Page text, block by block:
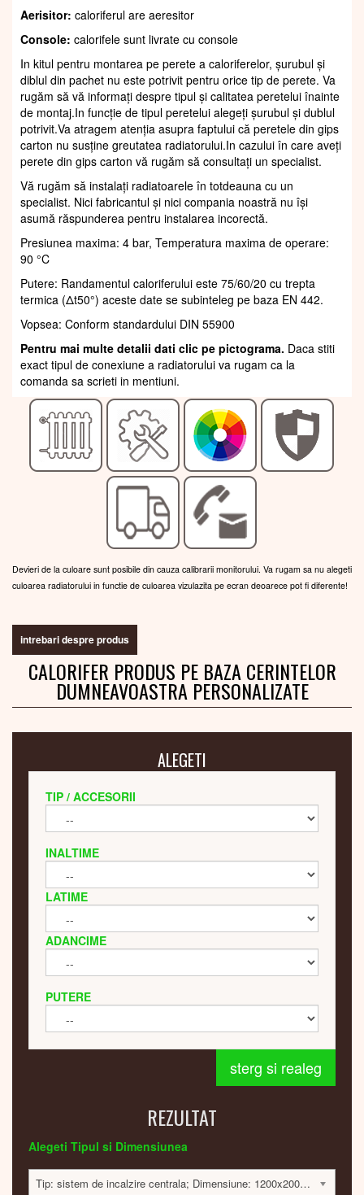
Aerisitor: caloriferul are aeresitor
Console: calorifele sunt livrate cu console
In kitul pentru montarea pe perete a caloriferelor, șurubul și
diblul din pachet nu este potrivit pentru orice tip de perete. Va
rugăm să vă informați despre tipul și calitatea peretelui înainte
de montaj.In funcție de tipul peretelui alegeți șurubul și dublul
potrivit.Va atragem atenția asupra faptului că peretele din gips
carton nu susține greutatea radiatorului.In cazului în care aveți
perete din gips carton vă rugăm să consultați un specialist.
Vă rugăm să instalați radiatoarele în totdeauna cu un
specialist. Nici fabricantul și nici compania noastră nu își
asumă răspunderea pentru instalarea incorectă.
Presiunea maxima: 4 bar, Temperatura maxima de operare:
90 °C
Putere: Randamentul caloriferului este 75/60/20 cu trepta
termica (Δt50°) aceste date se subinteleg pe baza EN 442.
Vopsea: Conform standardului DIN 55900
Pentru mai multe detalii dati clic pe pictograma. Daca stiti
exact tipul de conexiune a radiatorului va rugam ca la
comanda sa scrieti in mentiuni.
Devieri de la culoare sunt posibile din cauza calibrarii monitorului. Va rugam sa nu alegeti
culoarea radiatorului in functie de culoarea vizulazita pe ecran deoarece pot fi diferente!
intrebari despre produs
CALORIFER PRODUS PE BAZA CERINTELOR
DUMNEAVOASTRA PERSONALIZATE
ALEGETI
TIP / ACCESORII
INALTIME
LATIME
ADANCIME
PUTERE
sterg si realeg
REZULTAT
Alegeti Tipul si Dimensiunea
Tip: sistem de incalzire centrala; Dimensiune: 1200x200x40mm; 359 Watt; 6767 lei